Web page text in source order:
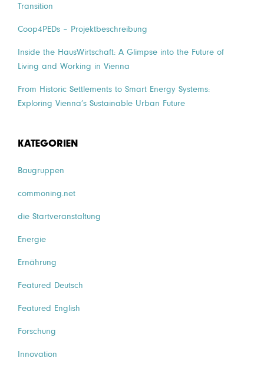
Transition
Coop4PEDs – Projektbeschreibung
Inside the HausWirtschaft: A Glimpse into the Future of
Living and Working in Vienna
From Historic Settlements to Smart Energy Systems:
Exploring Vienna’s Sustainable Urban Future
KATEGORIEN
Baugruppen
commoning.net
die Startveranstaltung
Energie
Ernährung
Featured Deutsch
Featured English
Forschung
Innovation